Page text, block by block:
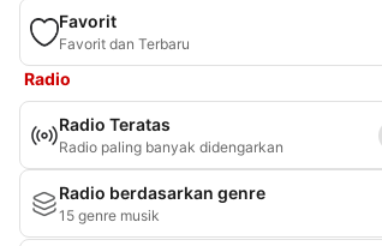
Favorit
Favorit dan Terbaru
Radio
Radio Teratas
Radio paling banyak didengarkan
Radio berdasarkan genre
15 genre musik